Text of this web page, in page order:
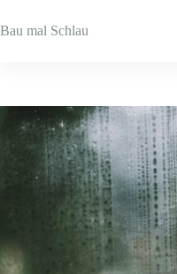
Inhalt
springen
Bau mal Schlau